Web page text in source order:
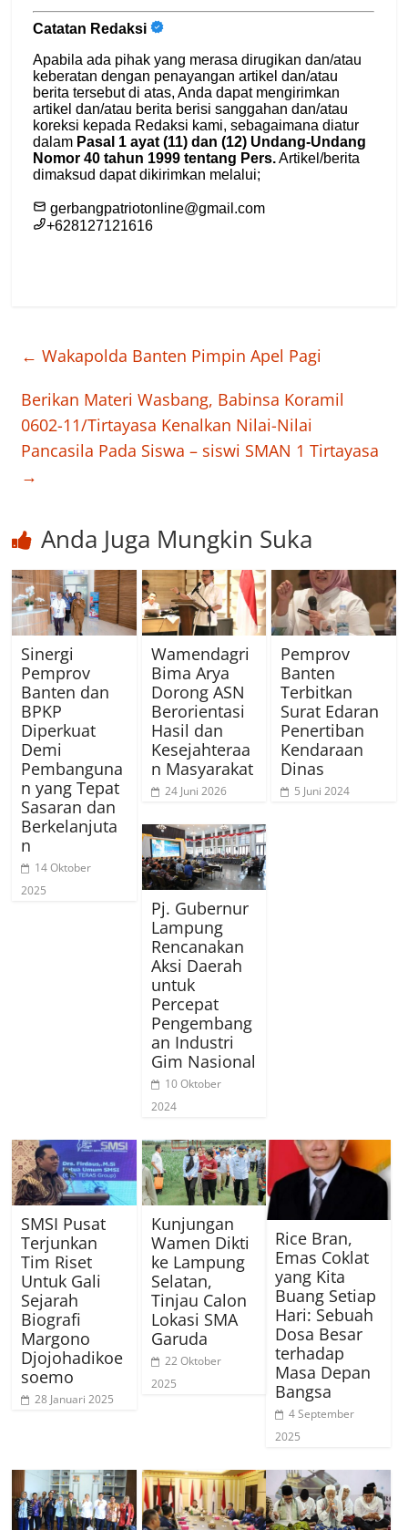
← Wakapolda Banten Pimpin Apel Pagi
Berikan Materi Wasbang, Babinsa Koramil
0602-11/Tirtayasa Kenalkan Nilai-Nilai
Pancasila Pada Siswa – siswi SMAN 1 Tirtayasa
→
Anda Juga Mungkin Suka
Sinergi
Pemprov
Banten dan
BPKP
Diperkuat
Demi
Pembanguna
n yang Tepat
Sasaran dan
Berkelanjuta
n
14 Oktober
2025
Wamendagri
Bima Arya
Dorong ASN
Berorientasi
Hasil dan
Kesejahteraa
n Masyarakat
24 Juni 2026
Pemprov
Banten
Terbitkan
Surat Edaran
Penertiban
Kendaraan
Dinas
5 Juni 2024
Pj. Gubernur
Lampung
Rencanakan
Aksi Daerah
untuk
Percepat
Pengembang
an Industri
Gim Nasional
10 Oktober
2024
SMSI Pusat
Terjunkan
Tim Riset
Untuk Gali
Sejarah
Biografi
Margono
Djojohadikoe
soemo
28 Januari 2025
Kunjungan
Wamen Dikti
ke Lampung
Selatan,
Tinjau Calon
Lokasi SMA
Garuda
22 Oktober
2025
Rice Bran,
Emas Coklat
yang Kita
Buang Setiap
Hari: Sebuah
Dosa Besar
terhadap
Masa Depan
Bangsa
4 September
2025